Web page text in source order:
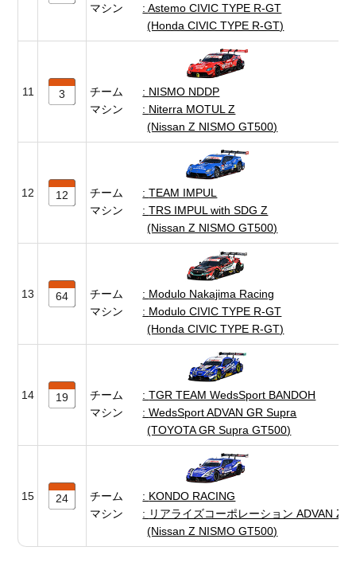
マシン
Astemo CIVIC TYPE R-GT
(Honda CIVIC TYPE R-GT)
11 3 チーム
NISMO NDDP
マシン
Niterra MOTUL Z
(Nissan Z NISMO GT500)
12 12 チーム
TEAM IMPUL
マシン
TRS IMPUL with SDG Z
(Nissan Z NISMO GT500)
13 64 チーム
Modulo Nakajima Racing
マシン
Modulo CIVIC TYPE R-GT
(Honda CIVIC TYPE R-GT)
14 19 チーム
TGR TEAM WedsSport BANDOH
マシン
WedsSport ADVAN GR Supra
(TOYOTA GR Supra GT500)
15 24 チーム
KONDO RACING
マシン
リアライズコーポレーション ADVAN Z
(Nissan Z NISMO GT500)